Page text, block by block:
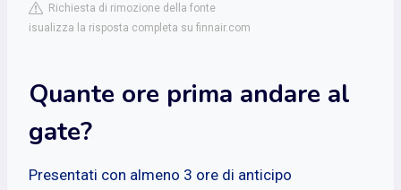
Richiesta di rimozione della fonte
isualizza la risposta completa su finnair.com
Quante ore prima andare al
gate?
Presentati con almeno 3 ore di anticipo